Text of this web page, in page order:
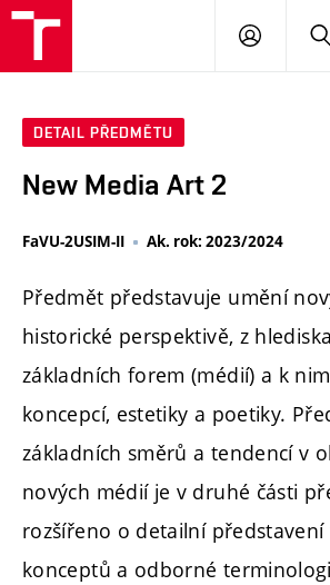
PŘIHLÁSIT
DETAIL PŘEDMĚTU
New Media Art 2
FaVU-2USIM-II Ak. rok: 2023/2024
Předmět představuje umění
historické perspektivě, z
základních forem (médií) a k
koncepcí, estetiky a poetiky.
základních směrů a tendencí v
nových médií je v druhé části
rozšířeno o detailní představení
konceptů a odborné